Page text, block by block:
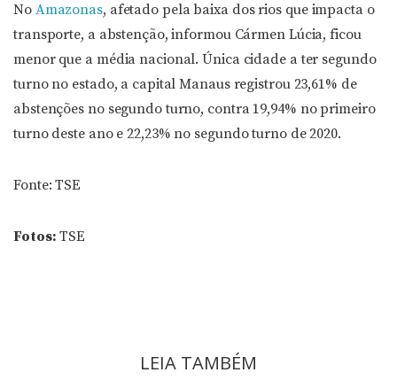
No Amazonas, afetado pela baixa dos rios que impacta o
transporte, a abstenção, informou Cármen Lúcia, ficou
menor que a média nacional. Única cidade a ter segundo
turno no estado, a capital Manaus registrou 23,61% de
abstenções no segundo turno, contra 19,94% no primeiro
turno deste ano e 22,23% no segundo turno de 2020.
Fonte: TSE
Fotos: TSE
LEIA TAMBÉM